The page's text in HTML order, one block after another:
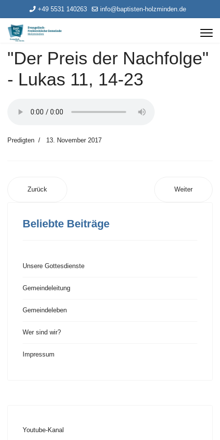
+49 5531 140263 info@baptisten-holzminden.de
"Der Preis der Nachfolge"
- Lukas 11, 14-23
Predigten 13. November 2017
Zurück Weiter
Beliebte Beiträge
Unsere Gottesdienste
Gemeindeleitung
Gemeindeleben
Wer sind wir?
Impressum
Youtube-Kanal